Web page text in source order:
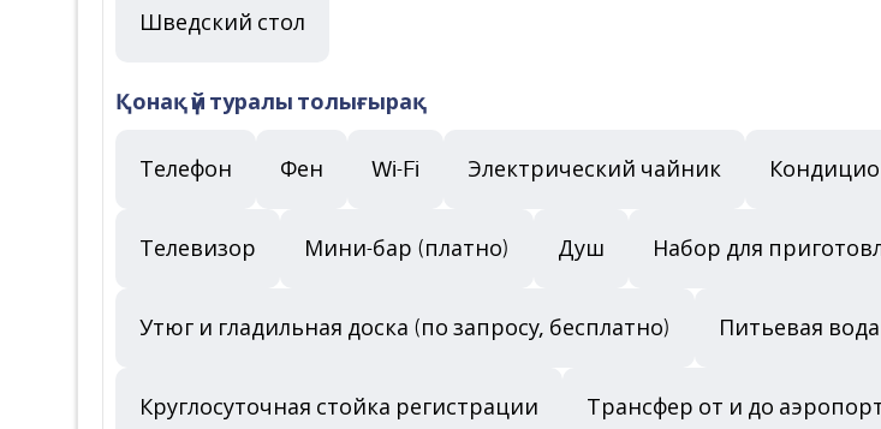
Шведский стол
Қонақ үй туралы толығырақ
Телефон Фен Wi-Fi Электрический чайник
Телевизор Мини-бар (платно) Душ Набор для
Утюг и гладильная доска (по запросу, бесплатно) Питьевая
Круглосуточная стойка регистрации Трансфер от и до